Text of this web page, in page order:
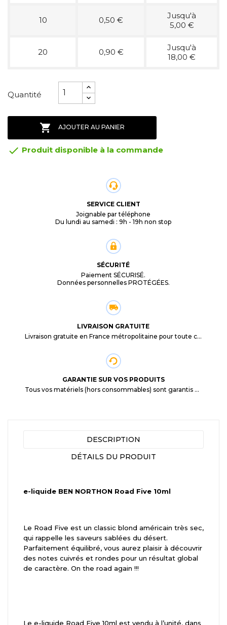
10 0,50 €
Jusqu'à
5,00 €
20 0,90 €
Jusqu'à
18,00 €
Quantité
 AJOUTER AU PANIER
 Produit disponible à la commande
SERVICE CLIENT
Joignable par téléphone
Du lundi au samedi : 9h - 19h non stop
SÉCURITÉ
Paiement SÉCURISÉ.
Données personnelles PROTÉGÉES.
LIVRAISON GRATUITE
Livraison gratuite en France métropolitaine pour toute commande supérieure à 29,90€.
GARANTIE SUR VOS PRODUITS
Tous vos matériels (hors consommables) sont garantis 3 mois à partir de la date d'achat
DESCRIPTION
DÉTAILS DU PRODUIT
e-liquide BEN NORTHON Road Five 10ml
Le Road Five est un classic blond américain très sec,
qui rappelle les saveurs sablées du désert.
Parfaitement équilibré, vous aurez plaisir à découvrir
des notes cuivrés et rondes pour un résultat global
de caractère. On the road again !!!
Le e-liquide Road Five 10ml est vendu à l’unité, dans